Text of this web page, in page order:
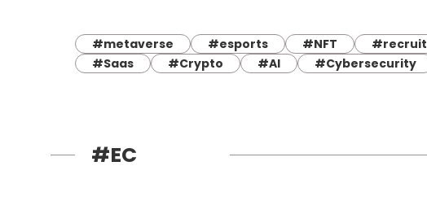
#metaverse #esports #NFT #recruit
#Saas
#Crypto #AI #Cybersecurity
#EC